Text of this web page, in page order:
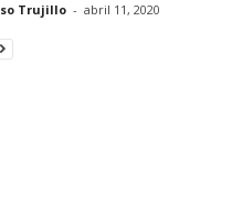
Trujillo - abril 11, 2020